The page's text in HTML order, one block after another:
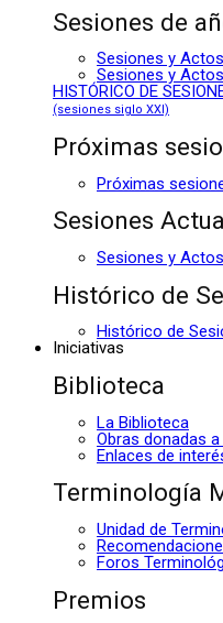
Sesiones de
Sesiones y
Sesiones y
HISTÓRICO DE
(sesiones siglo XXI)
Próximas
Próximas
Sesiones
Sesiones y Actos
Histórico de
Histórico de
Iniciativas
Biblioteca
La Biblioteca
Obras donadas
Enlaces de
Terminología
Unidad de
Foros
Premios